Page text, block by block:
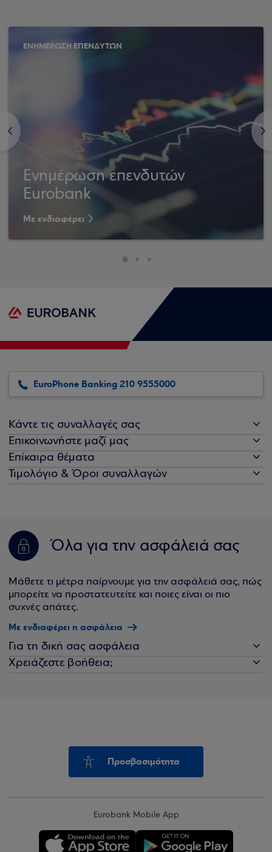
<
ΕΝΗΜΕΡΩΣΗ ΕΠΕΝΔΥΤΩΝ
Ενημέρωση επενδυτών
Eurobank
Με ενδιαφέρει
>
EuroPhone Banking 210 9555000
Κάντε τις συναλλαγές σας
Επικοινωνήστε μαζί μας
Επίκαιρα θέματα
Τιμολόγιο & Όροι συναλλαγών
Όλα για την ασφάλειά σας
Μάθετε τι μέτρα παίρνουμε για την ασφάλειά σας, πώς
μπορείτε να προστατευτείτε και ποιες είναι οι πιο
συχνές απάτες.
Με ενδιαφέρει η ασφάλεια
Για τη δική σας ασφάλεια
Χρειάζεστε βοήθεια;
Προσβασιμότητα
Eurobank Mobile App